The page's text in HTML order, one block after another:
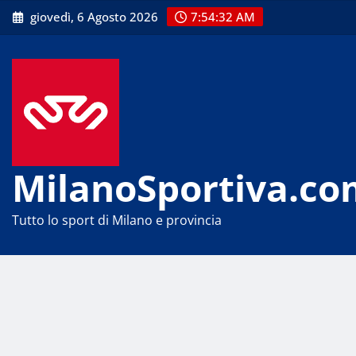
Skip
to
giovedì, 6 Agosto 2026 7:54:32 AM
Tutto lo sport di Milano e provincia